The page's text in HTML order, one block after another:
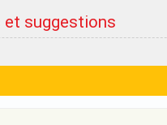
et suggestions